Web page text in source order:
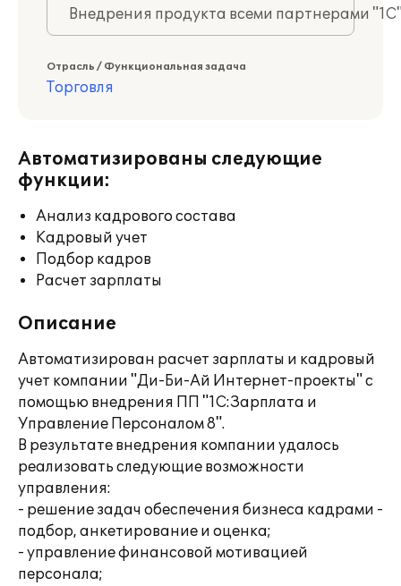
Внедрения продукта всеми партнерами
Отрасль / Функциональная задача
Торговля
Автоматизированы следующие
функции:
Анализ кадрового состава
Кадровый учет
Подбор кадров
Расчет зарплаты
Описание
Автоматизирован расчет зарплаты и кадровый
учет компании "Ди-Би-Ай Интернет-проекты" с
помощью внедрения ПП "1С:Зарплата и
Управление Персоналом 8".
В результате внедрения компании удалось
реализовать следующие возможности
управления:
- решение задач обеспечения бизнеса кадрами -
подбор, анкетирование и оценка;
- управление финансовой мотивацией
персонала;